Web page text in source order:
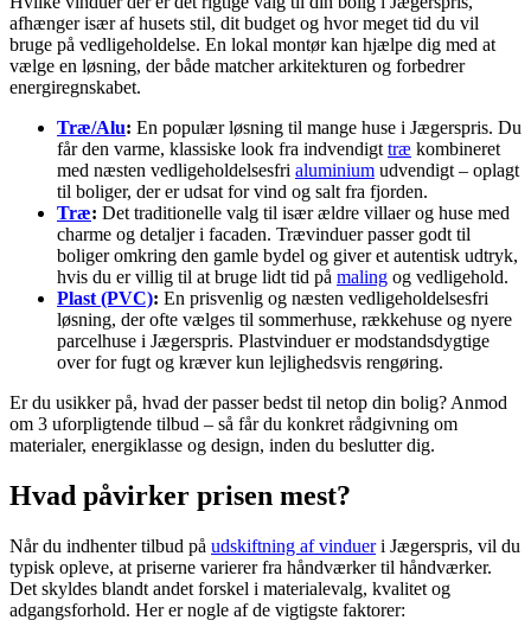
afhænger især af husets stil, dit budget og hvor meget tid du vil
bruge på vedligeholdelse. En lokal montør kan hjælpe dig med at
vælge en løsning, der både matcher arkitekturen og forbedrer
energiregnskabet.
Træ/Alu: En populær løsning til mange huse i Jægerspris. Du
får den varme, klassiske look fra indvendigt træ kombineret
med næsten vedligeholdelsesfri aluminium udvendigt – oplagt
til boliger, der er udsat for vind og salt fra fjorden.
Træ: Det traditionelle valg til især ældre villaer og huse med
charme og detaljer i facaden. Trævinduer passer godt til
boliger omkring den gamle bydel og giver et autentisk udtryk,
hvis du er villig til at bruge lidt tid på maling og vedligehold.
Plast (PVC): En prisvenlig og næsten vedligeholdelsesfri
løsning, der ofte vælges til sommerhuse, rækkehuse og nyere
parcelhuse i Jægerspris. Plastvinduer er modstandsdygtige
over for fugt og kræver kun lejlighedsvis rengøring.
Er du usikker på, hvad der passer bedst til netop din bolig? Anmod
om 3 uforpligtende tilbud – så får du konkret rådgivning om
materialer, energiklasse og design, inden du beslutter dig.
Hvad påvirker prisen mest?
Når du indhenter tilbud på udskiftning af vindueri Jægerspris, vil du
typisk opleve, at priserne varierer fra håndværker til håndværker.
Det skyldes blandt andet forskel i materialevalg, kvalitet og
adgangsforhold. Her er nogle af de vigtigste faktorer: